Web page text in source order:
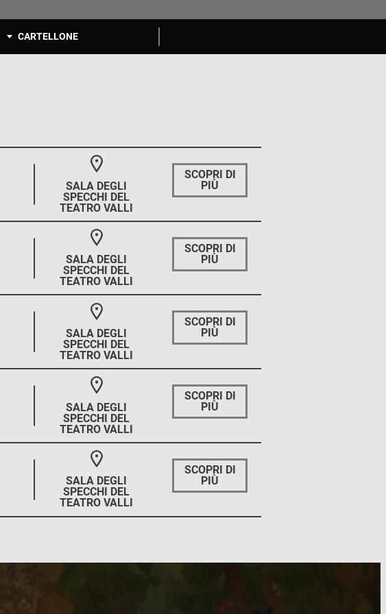
CARTELLONE
SALA DEGLI
SPECCHI DEL
TEATRO VALLI
SCOPRI DI
PIÙ
SALA DEGLI
SPECCHI DEL
TEATRO VALLI
SCOPRI DI
PIÙ
SALA DEGLI
SPECCHI DEL
TEATRO VALLI
SCOPRI DI
PIÙ
SALA DEGLI
SPECCHI DEL
TEATRO VALLI
SCOPRI DI
PIÙ
SALA DEGLI
SPECCHI DEL
TEATRO VALLI
SCOPRI DI
PIÙ